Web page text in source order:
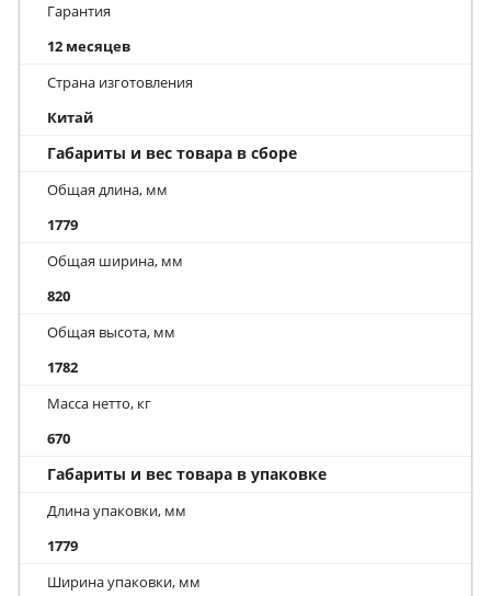
Гарантия
12 месяцев
Страна изготовления
Китай
Габариты и вес товара в сборе
Общая длина, мм
1779
Общая ширина, мм
820
Общая высота, мм
1782
Масса нетто, кг
670
Габариты и вес товара в упаковке
Длина упаковки, мм
1779
Ширина упаковки, мм